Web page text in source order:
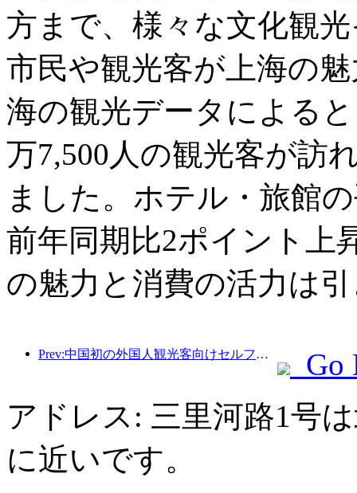
方まで、様々な文化観
市民や観光客が上海の
海の観光データによる
万7,500人の観光客が訪
ました。ホテル・旅館
前年同期比2ポイント上
の魅力と消費の活力は
Prev:中国初の外国人観光客向けセルフサービス文化観光消費システムが上海で開始
Go
アドレス: 三里河路1号
に近いです。